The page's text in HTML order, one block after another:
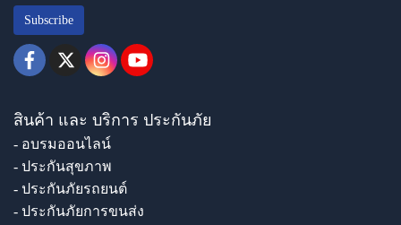
Subscribe
สินค้า และ บริการ ประกันภัย
- อบรมออนไลน์
- ประกันสุขภาพ
- ประกันภัยรถยนต์
- ประกันภัยการขนส่ง